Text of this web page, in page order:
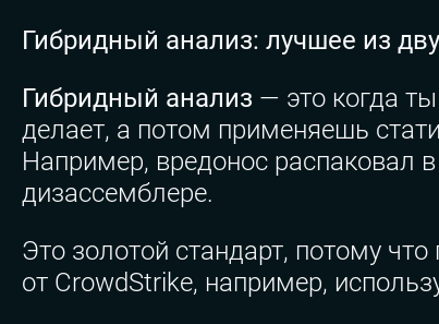
Гибридный анализ: лучшее из
Гибридный анализ — это когда
делает, а потом применяешь
Например, вредонос
дизассемблере.
Это золотой стандарт, потому что
от CrowdStrike, например,